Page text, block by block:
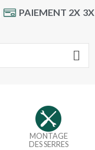
PAIEMENT 2X 3X
MONTAGE
DES SERRES